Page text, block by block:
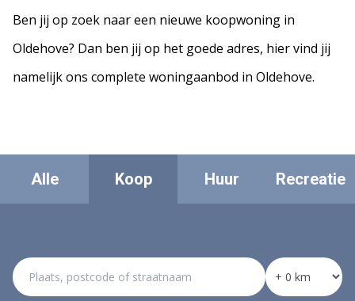
Ben jij op zoek naar een nieuwe koopwoning in
Oldehove? Dan ben jij op het goede adres, hier vind jij
namelijk ons complete woningaanbod in Oldehove.
Alle Koop Huur Recreatie